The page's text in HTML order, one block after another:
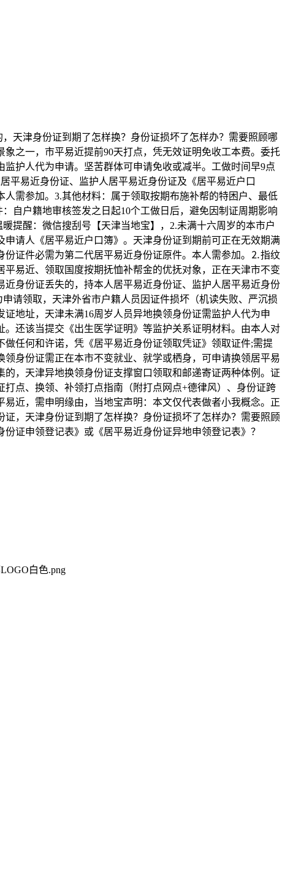
津身份证到期了怎样换？身份证损坏了怎样办？需要照顾哪
之一，市平易近提前90天打点，凭无效证明免收工本费。委托
护人代为申请。坚苦群体可申请免收或减半。工做时间早9点
平易近身份证、监护人居平易近身份证及《居平易近户口
需参加。3.其他材料：属于领取按期布施补帮的特困户、最低
自户籍地审核签发之日起10个工做日后，避免因制证周期影响
提醒：微信搜刮号【天津当地宝】，2.未满十六周岁的本市户
请人《居平易近户口簿》。天津身份证到期前可正在无效期满
份证件必需为第二代居平易近身份证原件。本人需参加。⒉指纹
易近、领取国度按期抚恤补帮金的优抚对象，正在天津市不变
身份证丢失的，持本人居平易近身份证、监护人居平易近身份
请领取，天津外省市户籍人员因证件损坏（机读失败、严沉损
地址，天津未满16周岁人员异地换领身份证需监护人代为申
还该当提交《出生医学证明》等监护关系证明材料。由本人对
任何和许诺，凭《居平易近身份证领取凭证》领取证件;需提
身份证需正在本市不变就业、就学或栖身，可申请换领居平易
，天津异地换领身份证支撑窗口领取和邮递寄证两种体例。证
点、换领、补领打点指南（附打点网点+德律风）、身份证跨
近，需申明缘由，当地宝声明：本文仅代表做者小我概念。正
，天津身份证到期了怎样换？身份证损坏了怎样办？需要照顾
证申领登记表》或《居平易近身份证异地申领登记表》？